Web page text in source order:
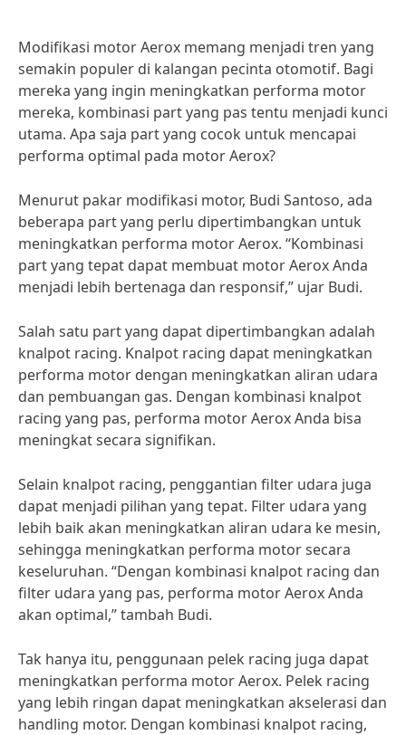
Modifikasi motor Aerox memang menjadi tren yang
semakin populer di kalangan pecinta otomotif. Bagi
mereka yang ingin meningkatkan performa motor
mereka, kombinasi part yang pas tentu menjadi kunci
utama. Apa saja part yang cocok untuk mencapai
performa optimal pada motor Aerox?
Menurut pakar modifikasi motor, Budi Santoso, ada
beberapa part yang perlu dipertimbangkan untuk
meningkatkan performa motor Aerox. “Kombinasi
part yang tepat dapat membuat motor Aerox Anda
menjadi lebih bertenaga dan responsif,” ujar Budi.
Salah satu part yang dapat dipertimbangkan adalah
knalpot racing. Knalpot racing dapat meningkatkan
performa motor dengan meningkatkan aliran udara
dan pembuangan gas. Dengan kombinasi knalpot
racing yang pas, performa motor Aerox Anda bisa
meningkat secara signifikan.
Selain knalpot racing, penggantian filter udara juga
dapat menjadi pilihan yang tepat. Filter udara yang
lebih baik akan meningkatkan aliran udara ke mesin,
sehingga meningkatkan performa motor secara
keseluruhan. “Dengan kombinasi knalpot racing dan
filter udara yang pas, performa motor Aerox Anda
akan optimal,” tambah Budi.
Tak hanya itu, penggunaan pelek racing juga dapat
meningkatkan performa motor Aerox. Pelek racing
yang lebih ringan dapat meningkatkan akselerasi dan
handling motor. Dengan kombinasi knalpot racing,